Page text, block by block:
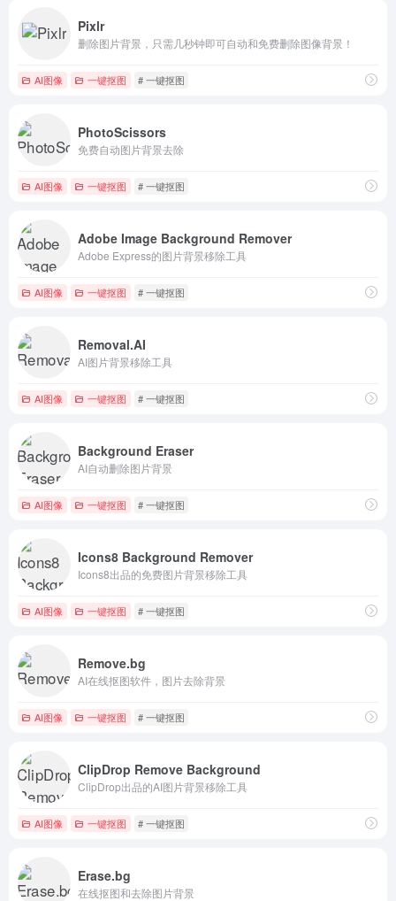
Pixlr
删除图片背景，只需几秒钟即可自动和免费删除图像背景！
AI图像 一键抠图 # 一键抠图
PhotoScissors
免费自动图片背景去除
AI图像 一键抠图 # 一键抠图
Adobe Image Background Remover
Adobe Express的图片背景移除工具
AI图像 一键抠图 # 一键抠图
Removal.AI
AI图片背景移除工具
AI图像 一键抠图 # 一键抠图
Background Eraser
AI自动删除图片背景
AI图像 一键抠图 # 一键抠图
Icons8 Background Remover
Icons8出品的免费图片背景移除工具
AI图像 一键抠图 # 一键抠图
Remove.bg
AI在线抠图软件，图片去除背景
AI图像 一键抠图 # 一键抠图
ClipDrop Remove Background
ClipDrop出品的AI图片背景移除工具
AI图像 一键抠图 # 一键抠图
Erase.bg
在线抠图和去除图片背景